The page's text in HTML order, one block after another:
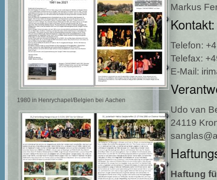
1980 in Henrychapel/Belgien bei Aachen
Markus
Kontakt:
Telefon:
Telefax:
E-Mail:
Udo van
24119
Haftung